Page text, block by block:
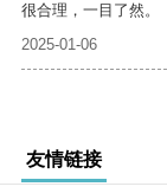
很合理，一目了然。
2025-01-06
友情链接